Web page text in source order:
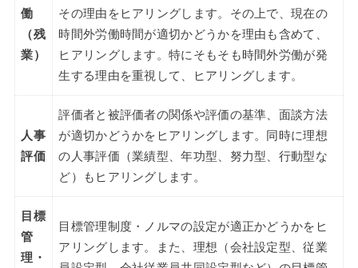
働
（残
業）
その理由をヒアリングします。その上で、現在の
時間外労働時間が適切かどうかを理由も含めて、
ヒアリングします。特にそもそも時間外労働が発
生する理由を重視して、ヒアリングします。
人事
評価
評価者と被評価者の関係や評価の基準、面談方法
が適切かどうかをヒアリングします。同時に理想
の人事評価（業績型、年功型、努力型、行動型な
ど）もヒアリングします。
目標
管
理・
目標管理制度・ノルマの設定が適正かどうかをヒ
アリングします。また、理想（会社設定型、従業